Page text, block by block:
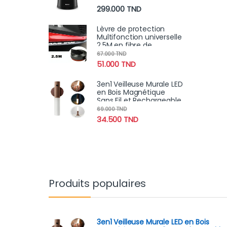
299.000 TND
Lèvre de protection
Multifonction universelle
2.5M en fibre de
carbone Samurai pour
voiture
51.000 TND
67.000TND
3en1 Veilleuse Murale LED
en Bois Magnétique
Sans Fil et Rechargeable
avec Détecteur de
Mouvement
34.500 TND
69.000TND
Produits populaires
3en1 Veilleuse Murale LED en Bois